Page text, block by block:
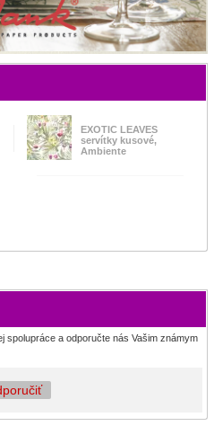
EXOTIC LEAVES
servítky kusové,
Ambiente
spolupráce a odporučte nás Vašim známym